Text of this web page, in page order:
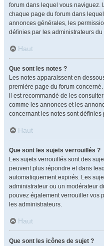
forum dans lequel vous naviguez.
chaque page du forum dans
annonces générales, les
définies par les administrateurs du
Haut
Que sont les notes ?
Les notes apparaissent en
première page du forum
il est recommandé de les
comme les annonces et les
concernant les notes sont
Haut
Que sont les sujets verrouillés ?
Les sujets verrouillés sont des
peuvent plus répondre et dans
automatiquement expirés. Les
administrateur ou un modérateur
pouvez également verrouiller vos
les administrateurs.
Haut
Que sont les icônes de sujet ?